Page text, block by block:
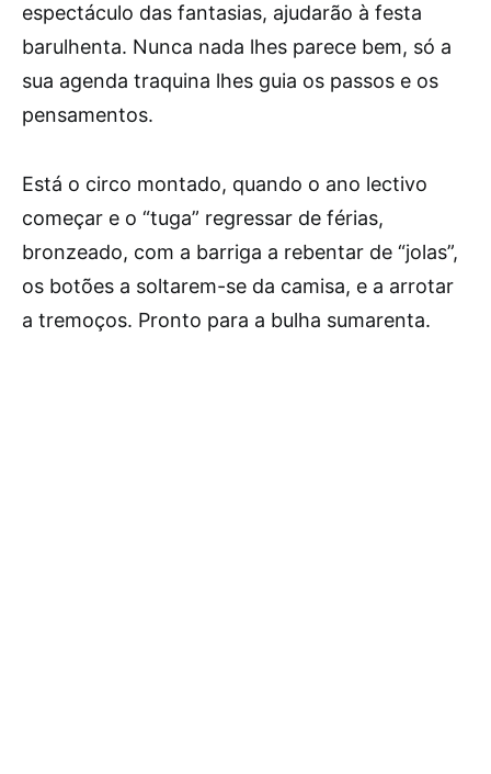
espectáculo das fantasias, ajudarão à festa
barulhenta. Nunca nada lhes parece bem, só a
sua agenda traquina lhes guia os passos e os
pensamentos.
Está o circo montado, quando o ano lectivo
começar e o “tuga” regressar de férias,
bronzeado, com a barriga a rebentar de “jolas”,
os botões a soltarem-se da camisa, e a arrotar
a tremoços. Pronto para a bulha sumarenta.